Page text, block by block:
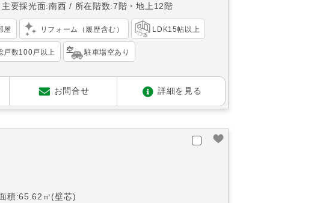
主要採光面:南西 所在階数:7階・地上12階
屋 リフォーム（履歴含む） LDK15帖以上
戸数100戸以上 駐車場空あり
お問合せ 詳細を見る
積:65.62㎡(壁芯)